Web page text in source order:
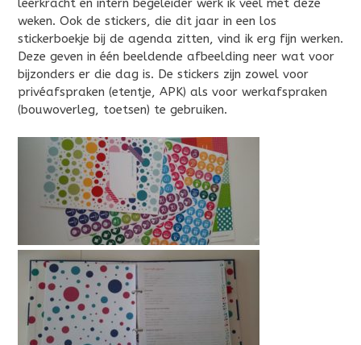
leerkracht en intern begeleider werk ik veel met deze
weken. Ook de stickers, die dit jaar in een los
stickerboekje bij de agenda zitten, vind ik erg fijn werken.
Deze geven in één beeldende afbeelding neer wat voor
bijzonders er die dag is. De stickers zijn zowel voor
privéafspraken (etentje, APK) als voor werkafspraken
(bouwoverleg, toetsen) te gebruiken.